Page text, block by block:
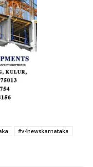
#v4newskarnataka